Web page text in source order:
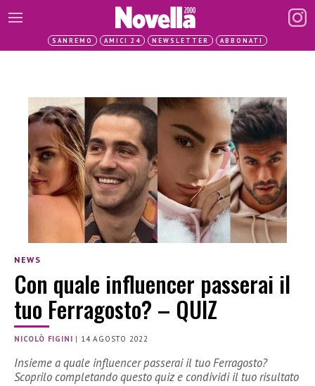
SANREMO AMICI 24 NEWSLETTER ABBONATI
NEWS
Con quale influencer passerai il
tuo Ferragosto? – QUIZ
NICOLÒ FIGINI | 14 AGOSTO 2022
Insieme a quale influencer passerai il tuo Ferragosto?
Scoprilo completando questo quiz e condividi il tuo risultato